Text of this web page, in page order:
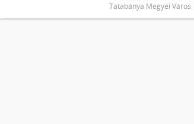
Tatabánya Megyei Város